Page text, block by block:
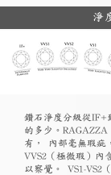
鑽石淨度分級從IF+
的多少。
有， 內部毫無瑕疵
VVS2（極微瑕）內
以察覺。 VS1-VS2